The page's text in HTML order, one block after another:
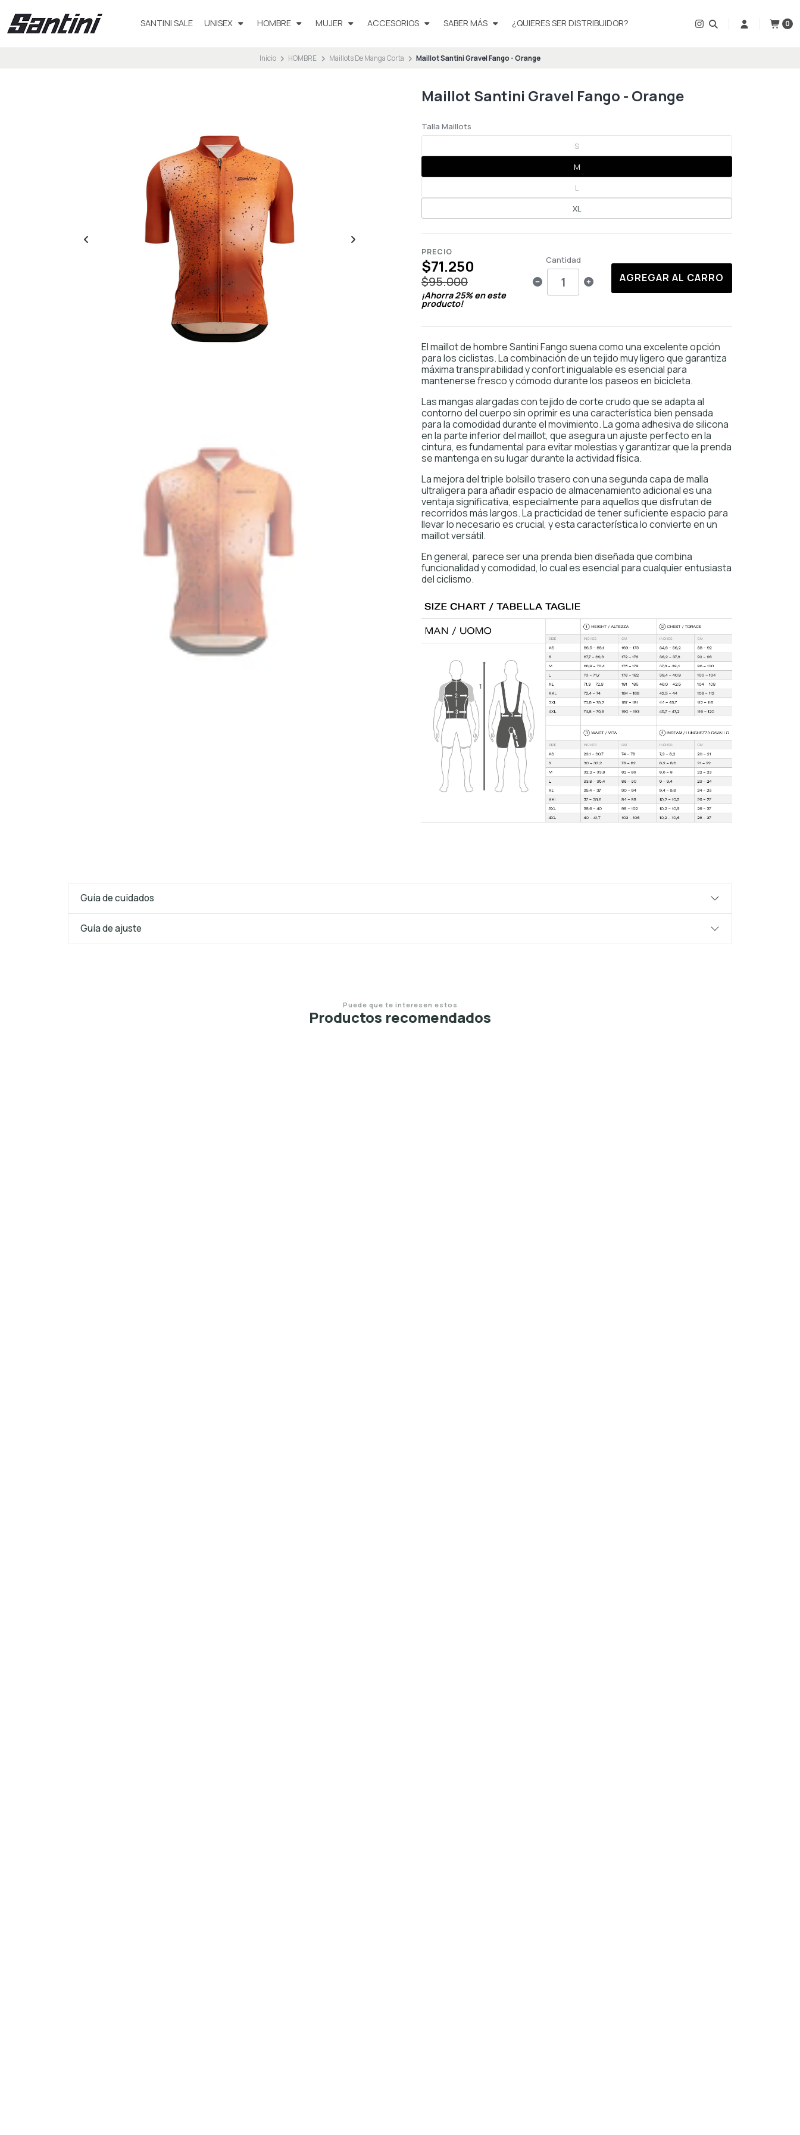
SANTINI SALE UNISEX HOMBRE MUJER ACCESORIOS SABER MÁS ¿QUIERES SER DISTRIBUIDOR? 0
Inicio HOMBRE Maillots De Manga Corta Maillot Santini Gravel Fango - Orange
Maillot Santini Gravel Fango - Orange
Talla Maillots
S
M
L
XL
PRECIO
$71.250
$95.000
¡Ahorra25% en este
producto!
Cantidad
AGREGAR AL CARRO
El maillot de hombre Santini Fango suena como una excelente opción
para los ciclistas. La combinación de un tejido muy ligero que garantiza
máxima transpirabilidad y confort inigualable es esencial para
mantenerse fresco y cómodo durante los paseos en bicicleta.
Las mangas alargadas con tejido de corte crudo que se adapta al
contorno del cuerpo sin oprimir es una característica bien pensada
para la comodidad durante el movimiento. La goma adhesiva de silicona
en la parte inferior del maillot, que asegura un ajuste perfecto en la
cintura, es fundamental para evitar molestias y garantizar que la prenda
se mantenga en su lugar durante la actividad física.
La mejora del triple bolsillo trasero con una segunda capa de malla
ultraligera para añadir espacio de almacenamiento adicional es una
ventaja significativa, especialmente para aquellos que disfrutan de
recorridos más largos. La practicidad de tener suficiente espacio para
llevar lo necesario es crucial, y esta característica lo convierte en un
maillot versátil.
En general, parece ser una prenda bien diseñada que combina
funcionalidad y comodidad, lo cual es esencial para cualquier entusiasta
del ciclismo.
Guía de cuidados
Guía de ajuste
Puede que te interesen estos
Productos recomendados